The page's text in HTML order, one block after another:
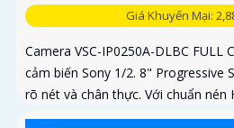
Giá Khuyến Mại:
Camera VSC-IP0250A-DLBC FULL
cảm biến Sony 1/2. 8" Progressive
rõ nét và chân thực. Với chuẩn nén
zoom quang 4X...